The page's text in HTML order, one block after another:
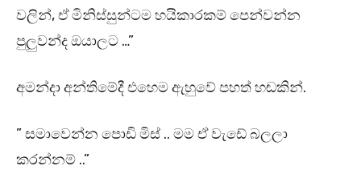
වලින්, ඒ මිනිස්සුන්ටම හයිකාරකම් පෙන්වන්න
පුලුවන්ද ඔයාලට …”
අමන්දා අන්තිමේදී එහෙම ඇහුවේ පහත් හඬකින්.
” සමාවෙන්න පොඩි මිස් .. මම ඒ වැඩේ බලලා
කරන්නම් ..”